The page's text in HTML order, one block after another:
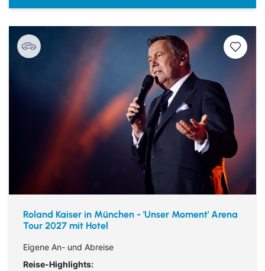
Roland Kaiser in München - 'Unser Moment' Arena
Tour 2027 mit Hotel
Eigene An- und Abreise
Reise-Highlights: